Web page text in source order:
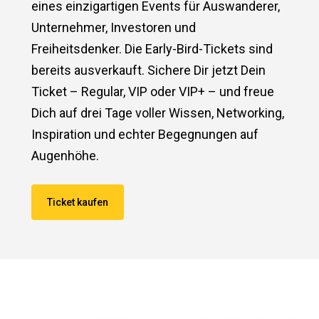
eines einzigartigen Events für Auswanderer,
Unternehmer, Investoren und
Freiheitsdenker. Die Early-Bird-Tickets sind
bereits ausverkauft. Sichere Dir jetzt Dein
Ticket – Regular, VIP oder VIP+ – und freue
Dich auf drei Tage voller Wissen, Networking,
Inspiration und echter Begegnungen auf
Augenhöhe.
Ticket kaufen